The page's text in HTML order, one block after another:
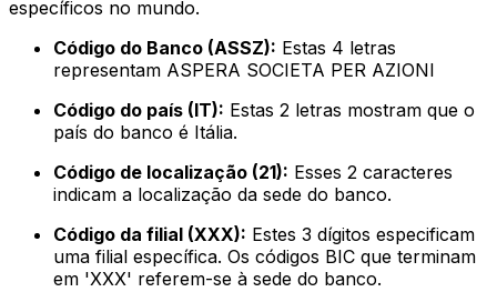
específicos no mundo.
Código do Banco (ASSZ): Estas 4 letras
representam ASPERA SOCIETA PER AZIONI
Código do país (IT): Estas 2 letras mostram que o
país do banco é Itália.
Código de localização (21): Esses 2 caracteres
indicam a localização da sede do banco.
Código da filial (XXX): Estes 3 dígitos especificam
uma filial específica. Os códigos BIC que terminam
em 'XXX' referem-se à sede do banco.